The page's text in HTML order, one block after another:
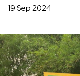
Tarif &
19 Sep 2024